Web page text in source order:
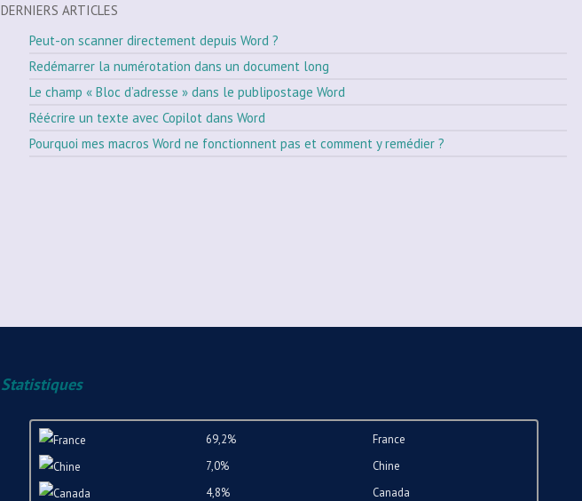
DERNIERS ARTICLES
Peut-on scanner directement depuis Word ?
Redémarrer la numérotation dans un document long
Le champ « Bloc d’adresse » dans le publipostage Word
Réécrire un texte avec Copilot dans Word
Pourquoi mes macros Word ne fonctionnent pas et comment y remédier ?
Statistiques
69,2%
France
7,0%
Chine
4,8%
Canada